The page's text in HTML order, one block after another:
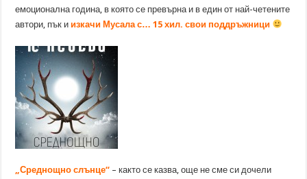
емоционална година, в която се превърна и в един от най-четените
автори, пък иизкачи Мусала с… 15 хил. свои поддръжници
„Среднощно слънце“ – както се казва, още не сме си дочели